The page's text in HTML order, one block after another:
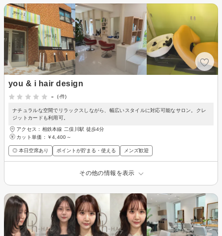
you & i hair design
-
(-件)
ナチュラルな空間でリラックスしながら、幅広いスタイルに対応可能なサロン。クレ
ジットカードも利用可。
アクセス：相鉄本線 二俣川駅 徒歩4分
カット単価： ￥4,400～
◎ 本日空席あり ポイントが貯まる・使える メンズ歓迎
その他の情報を表示